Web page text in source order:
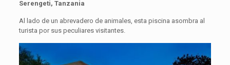
Serengeti, Tanzania
Al lado de un abrevadero de animales, esta piscina asombra al
turista por sus peculiares visitantes.